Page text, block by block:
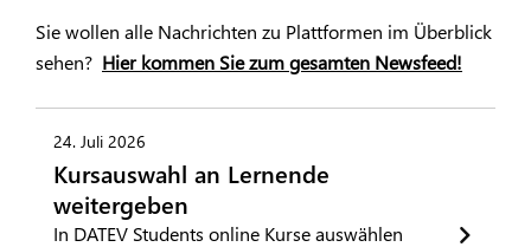
Sie wollen alle Nachrichten zu Plattformen im Überblick
sehen? Hier kommen Sie zum gesamten Newsfeed!
24. Juli 2026
Kursauswahl an Lernende
weitergeben
In DATEV Students online Kurse auswählen